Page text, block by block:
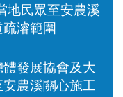
地民眾至安農溪
濬範圍
發展協會及大
安農溪關心施工